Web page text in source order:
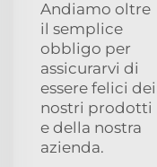
Andiamo oltre
il semplice
obbligo per
assicurarvi di
essere felici dei
nostri prodotti
e della nostra
azienda.